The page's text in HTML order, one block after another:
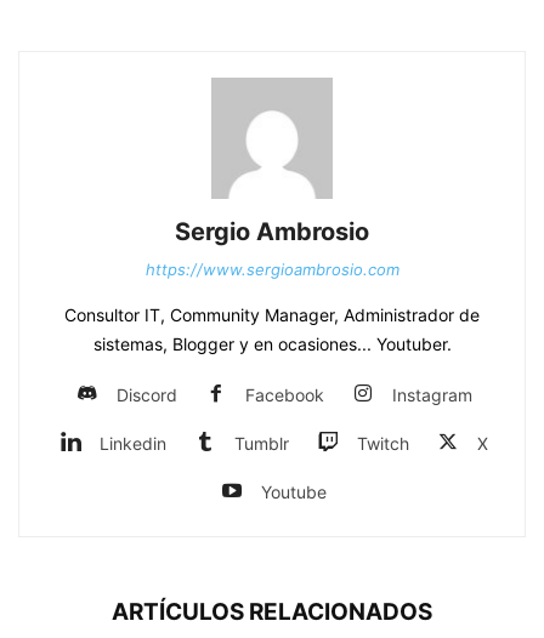
Sergio Ambrosio
https://www.sergioambrosio.com
Consultor IT, Community Manager, Administrador de
sistemas, Blogger y en ocasiones... Youtuber.
Discord Facebook Instagram
Linkedin Tumblr Twitch X
Youtube
ARTÍCULOS RELACIONADOS